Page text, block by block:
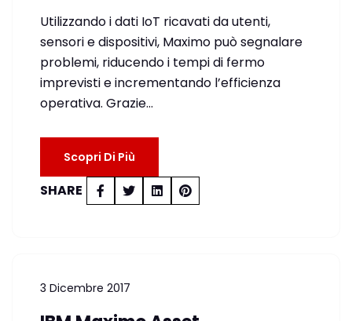
Utilizzando i dati IoT ricavati da utenti,
sensori e dispositivi, Maximo può segnalare
problemi, riducendo i tempi di fermo
imprevisti e incrementando l’efficienza
operativa. Grazie…
Scopri Di Più
SHARE
3 Dicembre 2017